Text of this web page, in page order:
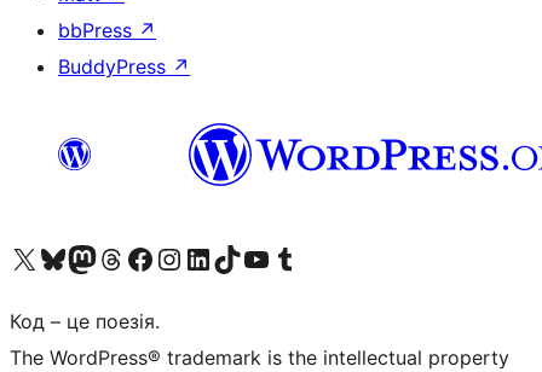
bbPress ↗
BuddyPress ↗
Visit our X (formerly Twitter) account
Visit our Bluesky account
Завітайте до нашої стрічки в Mastodon
Visit our Threads account
Завітайте на нашу сторінку в Facebook
Visit our Instagram account
Visit our LinkedIn account
Visit our TikTok account
Visit our YouTube channel
Visit our Tumblr account
Код – це поезія.
The WordPress® trademark is the intellectual property